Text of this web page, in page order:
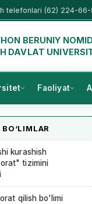
telefonlari (62) 224-
BERUNIY
DAVLAT
Faoliyat
kurashish
tizimini
qilish bo'limi